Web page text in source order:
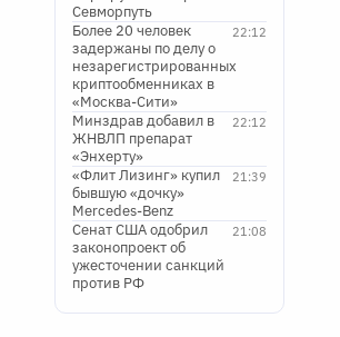
Севморпуть
22:12
Более 20 человек
задержаны по делу о
незарегистрированных
криптообменниках в
«Москва-Сити»
22:12
Минздрав добавил в
ЖНВЛП препарат
«Энхерту»
21:39
«Флит Лизинг» купил
бывшую «дочку»
Mercedes-Benz
21:08
Сенат США одобрил
законопроект об
ужесточении санкций
против РФ